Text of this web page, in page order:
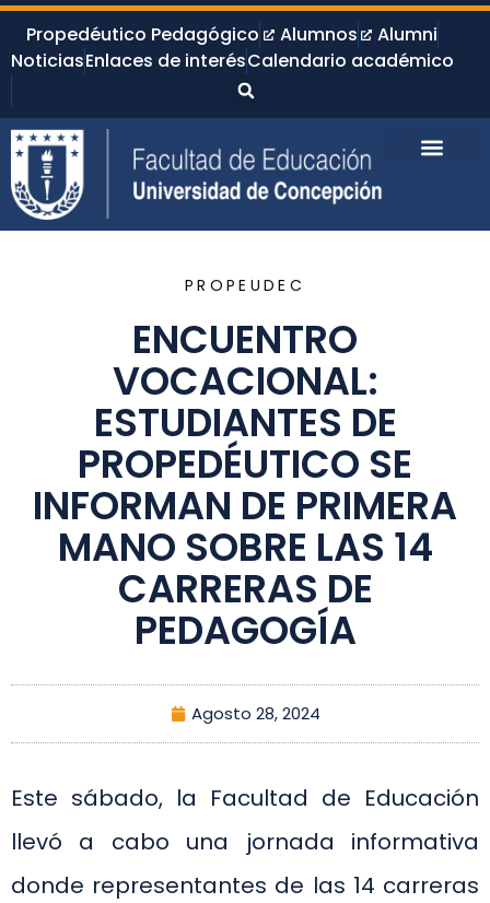
Propedéutico Pedagógico Alumnos
Alumni
NoticiasEnlaces de interésCalendario académico
PROPEUDEC
ENCUENTRO
VOCACIONAL:
ESTUDIANTES DE
PROPEDÉUTICO SE
INFORMAN DE PRIMERA
MANO SOBRE LAS 14
CARRERAS DE
PEDAGOGÍA
Agosto 28, 2024
Este sábado, la Facultad de Educación
llevó a cabo una jornada informativa
donde representantes de las 14 carreras